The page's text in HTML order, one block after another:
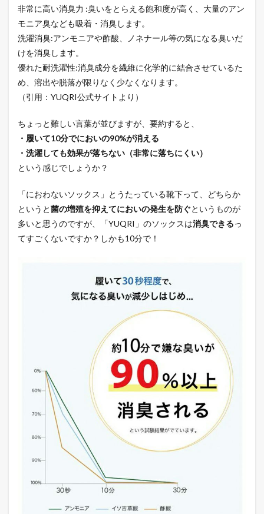
非常に高い消臭力 :臭いをとらえる飽和度が高く、大量のアン
モニア臭なども吸着・消臭します。
洗濯消臭:アンモニアや酢酸、ノネナール等の気になる臭いだ
けを消臭します。
優れた耐洗濯性:消臭成分を繊維に化学的に結合させているた
め、溶出や脱落が限りなく少なくなります。
（引用：YUQRI公式サイトより）
ちょっと難しい言葉が並びますが、要約すると、
・履いて10分でにおいの90%が消える
・洗濯しても効果が落ちない（非常に落ちにくい）
という感じでしょうか？
「におわないソックス」とうたっている靴下って、どちらか
というと菌の増殖を抑えてにおいの発生を防ぐというものが
多いと思うのですが、「YUQRI」のソックスは消臭できるっ
てすごくないですか？しかも10分で！